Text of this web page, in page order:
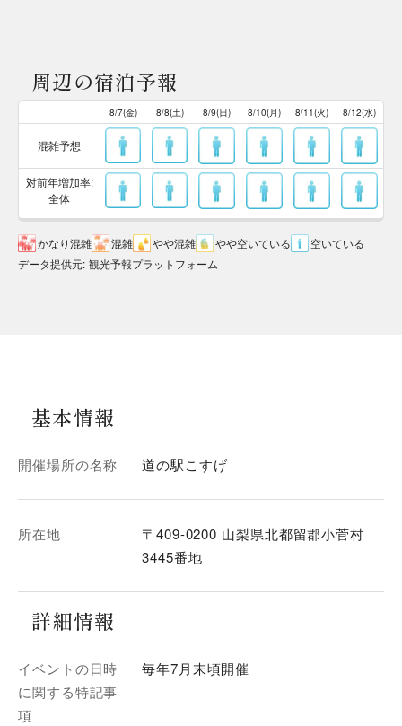
周辺の宿泊予報
8/7(金) 8/8(土) 8/9(日) 8/10(月) 8/11(火) 8/12(水)
混雑予想
対前年増加率:
全体
かなり混雑 混雑 やや混雑 やや空いている
空いている
データ提供元: 観光予報プラットフォーム
基本情報
開催場所の名称 道の駅こすげ
所在地
〒409-0200 山梨県北都留郡小菅村
3445番地
詳細情報
イベントの日時
に関する特記事
項
毎年7月末頃開催